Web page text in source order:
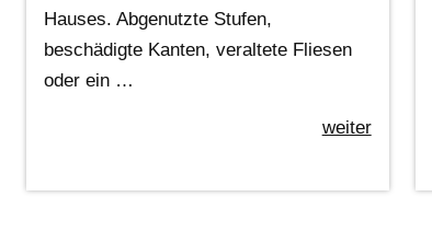
Hauses. Abgenutzte Stufen,
beschädigte Kanten, veraltete Fliesen
oder ein …
weiter